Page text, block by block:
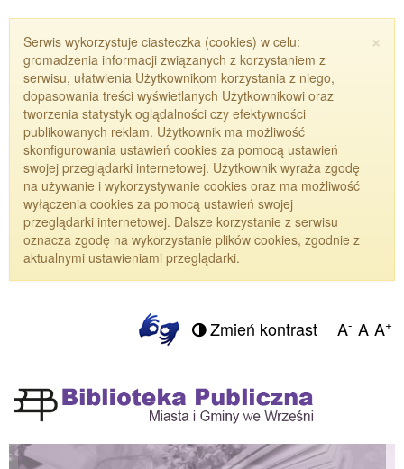
×
Serwis wykorzystuje ciasteczka (cookies) w celu:
gromadzenia informacji związanych z korzystaniem z
serwisu, ułatwienia Użytkownikom korzystania z niego,
dopasowania treści wyświetlanych Użytkownikowi oraz
tworzenia statystyk oglądalności czy efektywności
publikowanych reklam. Użytkownik ma możliwość
skonfigurowania ustawień cookies za pomocą ustawień
swojej przeglądarki internetowej. Użytkownik wyraża zgodę
na używanie i wykorzystywanie cookies oraz ma możliwość
wyłączenia cookies za pomocą ustawień swojej
przeglądarki internetowej. Dalsze korzystanie z serwisu
oznacza zgodę na wykorzystanie plików cookies, zgodnie z
aktualnymi ustawieniami przeglądarki.
Zmień kontrast A- A A+